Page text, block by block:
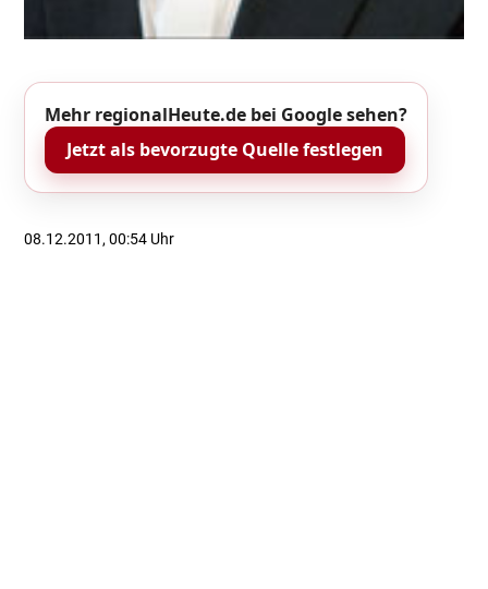
Mehr regionalHeute.de bei Google sehen?
Jetzt als bevorzugte Quelle festlegen
08.12.2011, 00:54 Uhr